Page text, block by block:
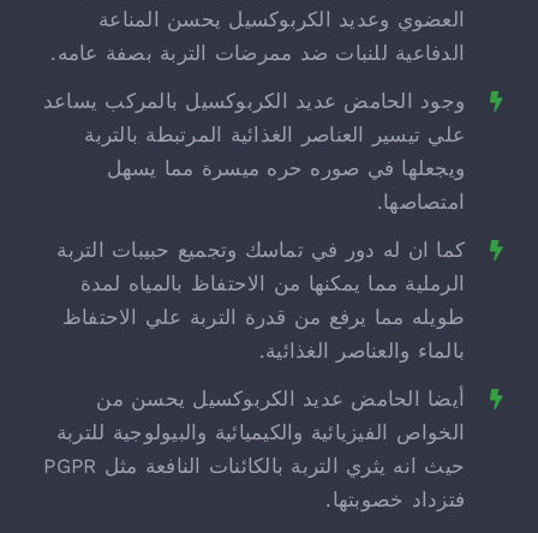
العضوي وعديد الكربوكسيل يحسن المناعة
الدفاعية للنبات ضد ممرضات التربة بصفة عامه.
وجود الحامض عديد الكربوكسيل بالمركب يساعد
علي تيسير العناصر الغذائية المرتبطة بالتربة
ويجعلها في صوره حره ميسرة مما يسهل
امتصاصها.
كما ان له دور في تماسك وتجميع حبيبات التربة
الرملية مما يمكنها من الاحتفاظ بالمياه لمدة
طويله مما يرفع من قدرة التربة علي الاحتفاظ
بالماء والعناصر الغذائية.
أيضا الحامض عديد الكربوكسيل يحسن من
الخواص الفيزيائية والكيميائية والبيولوجية للتربة
حيث انه يثري التربة بالكائنات النافعة مثل PGPR
فتزداد خصوبتها.